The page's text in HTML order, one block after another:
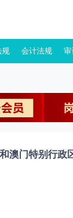
规 会计法规 审
澳门特别行政